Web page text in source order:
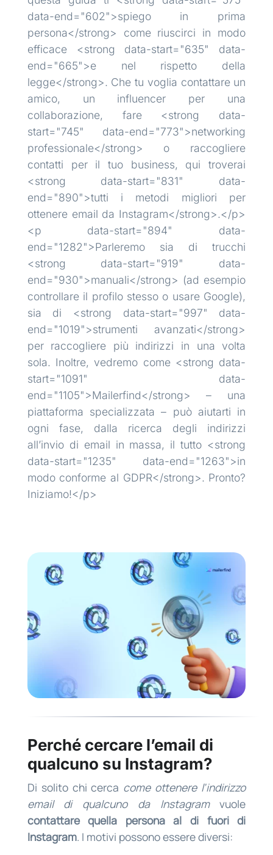
data-end="602">spiego in prima
persona</strong> come riuscirci in modo
efficace <strong data-start="635" data-
end="665">e nel rispetto della
legge</strong>. Che tu voglia contattare un
amico, un influencer per una
collaborazione, fare <strong data-
start="745" data-end="773">networking
professionale</strong> o raccogliere
contatti per il tuo business, qui troverai
<strong data-start="831" data-
end="890">tutti i metodi migliori per
ottenere email da Instagram</strong>.</p>
<p data-start="894" data-
end="1282">Parleremo sia di trucchi
<strong data-start="919" data-
end="930">manuali</strong> (ad esempio
controllare il profilo stesso o usare Google),
sia di <strong data-start="997" data-
end="1019">strumenti avanzati</strong>
per raccogliere più indirizzi in una volta
sola. Inoltre, vedremo come <strong data-
start="1091" data-
end="1105">Mailerfind</strong> – una
piattaforma specializzata – può aiutarti in
ogni fase, dalla ricerca degli indirizzi
all’invio di email in massa, il tutto <strong
data-start="1235" data-end="1263">in
modo conforme al GDPR</strong>. Pronto?
Iniziamo!</p>
Perché cercare l’email di
qualcuno su Instagram?
Di solito chi cerca come ottenere l’indirizzo
email di qualcuno da Instagramvuole
contattare quella persona al di fuori di
Instagram. I motivi possono essere diversi: